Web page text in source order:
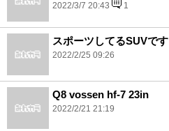
2022/3/7 20:43 1
スポーツしてるSUVです
2022/2/25 09:26
Q8 vossen hf-7 23in
2022/2/21 21:19